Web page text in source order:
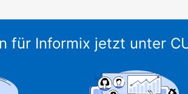
Informix jetzt unter